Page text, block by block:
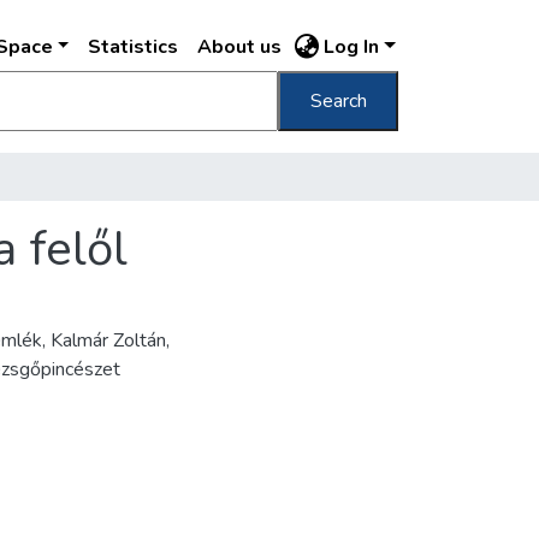
Statistics About us Log In
Search
felől
Kalmár Zoltán,